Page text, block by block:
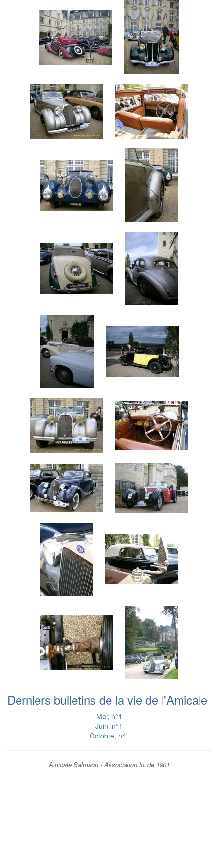
Derniers bulletins de la vie de l'Amicale
Mai, n°1
Juin, n°1
Octobre, n°1
Amicale Salmson - Association loi de 1901